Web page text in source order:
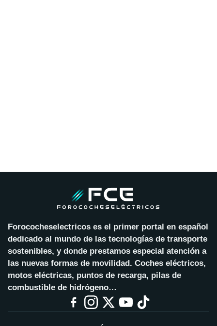
Forococheselectricos es el primer portal en español
dedicado al mundo de las tecnologías de transporte
sostenibles, y donde prestamos especial atención a
las nuevas formas de movilidad. Coches eléctricos,
motos eléctricas, puntos de recarga, pilas de
combustible de hidrógeno…